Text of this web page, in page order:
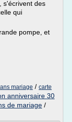
s'écrivent des
qui
pompe, et
mariage / carte
anniversaire 30
de mariage /